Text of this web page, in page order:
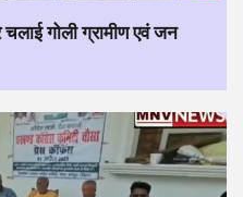
गोली ग्रामीण एवं जन